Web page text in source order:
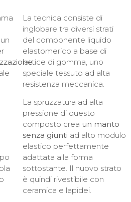
La tecnica consiste di
inglobare tra diversi strati
del componente liquido
elastomerico a base di
lattice di gomma, uno
speciale tessuto ad alta
resistenza meccanica.
La spruzzatura ad alta
pressione di questo
composto crea un manto
senza giunti ad alto modulo
elastico perfettamente
adattata alla forma
sottostante. Il nuovo strato
è quindi rivestibile con
ceramica e lapidei.